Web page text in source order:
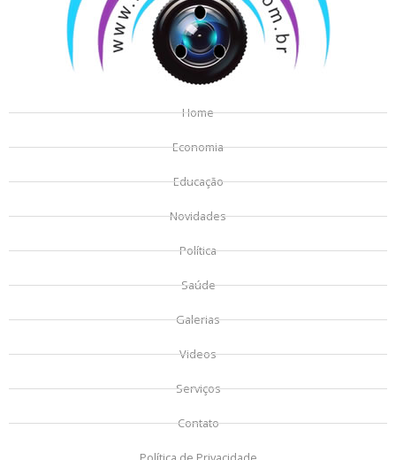
Home
Economia
Educação
Novidades
Política
Saúde
Galerias
Videos
Serviços
Contato